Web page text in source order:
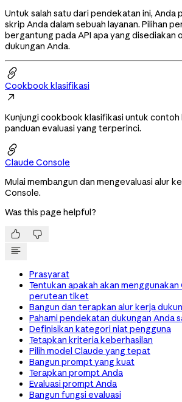
Untuk salah satu dari pendekatan ini, Anda
skrip Anda dalam sebuah layanan. Pilihan
bergantung pada API apa yang disediakan
dukungan Anda.

Cookbook klasifikasi

Kunjungi cookbook klasifikasi untuk contoh
panduan evaluasi yang terperinci.

Claude Console
Mulai membangun dan mengevaluasi alur
Console.
Was this page helpful?
 
Prasyarat
Tentukan apakah akan
perutean tiket
Bangun dan terapkan alur kerja
Pahami pendekatan dukungan Anda
Definisikan kategori niat pengguna
Tetapkan kriteria keberhasilan
Pilih model Claude yang tepat
Bangun prompt yang kuat
Terapkan prompt Anda
Evaluasi prompt Anda
Bangun fungsi evaluasi